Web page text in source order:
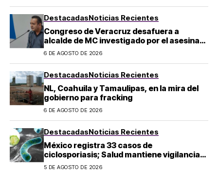
DestacadasNoticias Recientes
Congreso de Veracruz desafuera a
alcalde de MC investigado por el asesinato
de la periodista Roxana Guzmán
6 DE AGOSTO DE 2026
DestacadasNoticias Recientes
NL, Coahuila y Tamaulipas, en la mira del
gobierno para fracking
6 DE AGOSTO DE 2026
DestacadasNoticias Recientes
México registra 33 casos de
ciclosporiasis; Salud mantiene vigilancia
epidemiológica
5 DE AGOSTO DE 2026